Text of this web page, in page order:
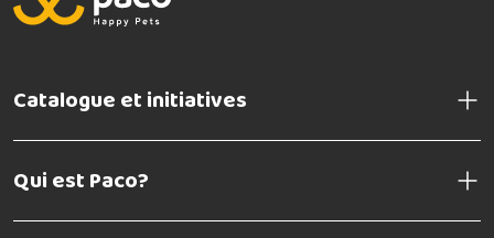
Catalogue et initiatives
Qui est Paco?